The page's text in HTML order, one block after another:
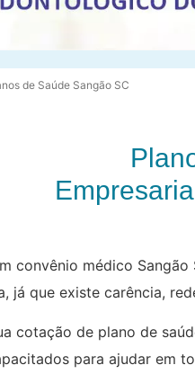
de Saúde Sangão SC
convênio médico
já que existe carência,
cotação de plano de
para ajudar em